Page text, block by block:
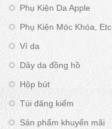
Phụ Kiện Da Apple
Phụ Kiện Móc Khóa, Etc
Ví da
Dây da đồng hồ
Hộp bút
Túi đăng kiểm
Sản phẩm khuyến mãi